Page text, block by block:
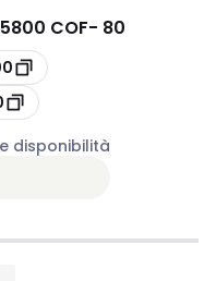
COF- 80
disponibilità